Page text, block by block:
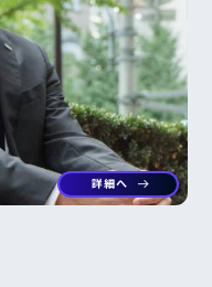
詳細へ arrow_right_alt